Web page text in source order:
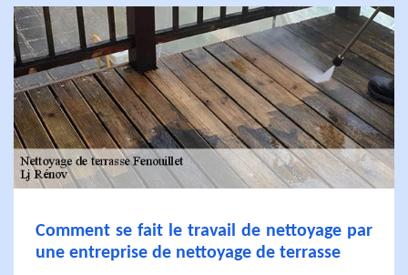
Comment se fait le travail de nettoyage par
une entreprise de nettoyage de terrasse